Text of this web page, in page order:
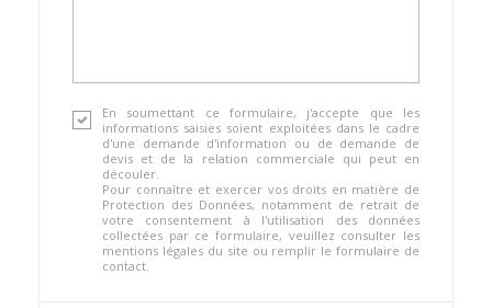
En soumettant ce formulaire, j'accepte que les
informations saisies soient exploitées dans le cadre
d'une demande d'information ou de demande de
devis et de la relation commerciale qui peut en
découler.
Pour connaître et exercer vos droits en matière de
Protection des Données, notamment de retrait de
votre consentement à l'utilisation des données
collectées par ce formulaire, veuillez consulter les
mentions légales du site ou remplir le formulaire de
contact.